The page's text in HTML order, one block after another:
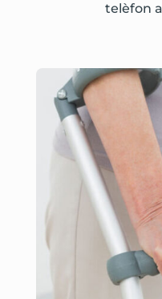
telèfon